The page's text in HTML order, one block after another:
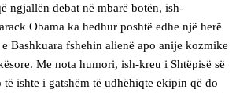
ngjallën debat në mbarë botën, ish-
Obama ka hedhur poshtë edhe një herë
e Bashkuara fshehin alienë apo anije kozmike
Me nota humori, ish-kreu i Shtëpisë së
të ishte i gatshëm të udhëhiqte ekipin që do